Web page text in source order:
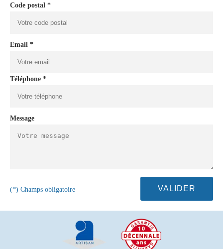
Code postal *
Email *
Téléphone *
Message
(*) Champs obligatoire